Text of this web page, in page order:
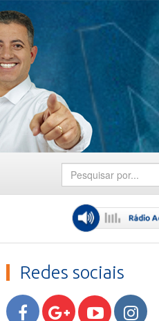
Redes sociais